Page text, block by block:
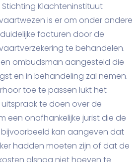
Stichting Klachteninstituut
is er om onder andere
facturen door de
te behandelen.
ombudsman aangesteld die
en in behandeling zal nemen.
toe te passen lukt het
te doen over de
een onafhankelijke jurist die de
kan aangeven dat
hadden moeten zijn of dat de